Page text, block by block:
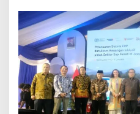
u
d
a
h
b
g
i
P
e